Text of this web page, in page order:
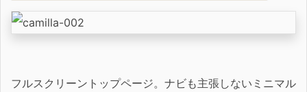
フルスクリーントップページ。ナビも主張しないミニマル